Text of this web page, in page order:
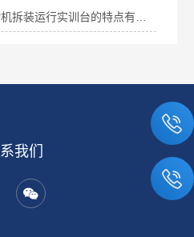
我们